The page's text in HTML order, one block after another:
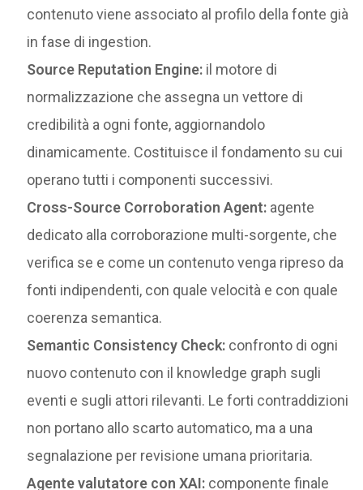
contenuto viene associato al profilo della fonte già
in fase di ingestion.
Source Reputation Engine: il motore di
normalizzazione che assegna un vettore di
credibilità a ogni fonte, aggiornandolo
dinamicamente. Costituisce il fondamento su cui
operano tutti i componenti successivi.
Cross-Source Corroboration Agent: agente
dedicato alla corroborazione multi-sorgente, che
verifica se e come un contenuto venga ripreso da
fonti indipendenti, con quale velocità e con quale
coerenza semantica.
Semantic Consistency Check: confronto di ogni
nuovo contenuto con il knowledge graph sugli
eventi e sugli attori rilevanti. Le forti contraddizioni
non portano allo scarto automatico, ma a una
segnalazione per revisione umana prioritaria.
Agente valutatore con XAI: componente finale